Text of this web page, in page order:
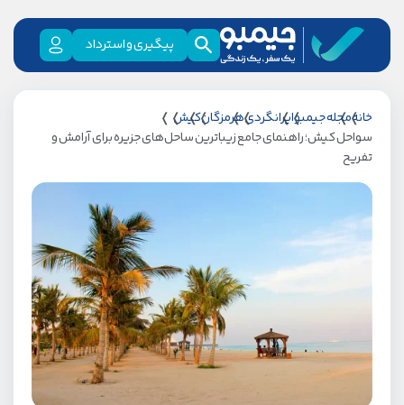
پیگیری و استرداد
خانهمجله جیمبوایرانگردیهرمزگانکیش
سواحل کیش؛ راهنمای جامع زیباترین ساحل‌های جزیره برای آرامش و
تفریح